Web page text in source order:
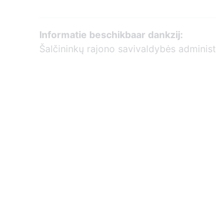
Informatie beschikbaar dankzij:
Šalčininkų rajono savivaldybės